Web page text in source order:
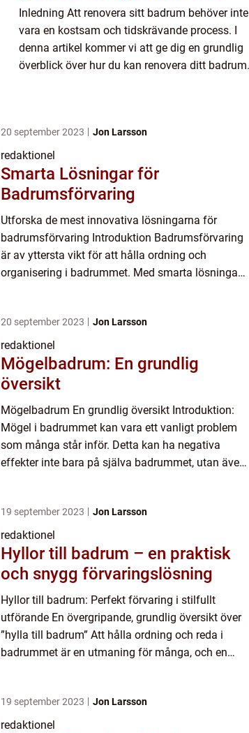
Inledning Att renovera sitt badrum behöver inte
vara en kostsam och tidskrävande process. I
denna artikel kommer vi att ge dig en grundlig
överblick över hur du kan renovera ditt badrum
20 september 2023 Jon Larsson
redaktionel
Smarta Lösningar för
Badrumsförvaring
Utforska de mest innovativa lösningarna för
badrumsförvaring Introduktion Badrumsförvaring
är av yttersta vikt för att hålla ordning och
organisering i badrummet. Med smarta lösningar
20 september 2023 Jon Larsson
redaktionel
Mögelbadrum: En grundlig
översikt
Mögelbadrum En grundlig översikt Introduktion:
Mögel i badrummet kan vara ett vanligt problem
som många står inför. Detta kan ha negativa
effekter inte bara på själva badrummet, utan även
19 september 2023 Jon Larsson
redaktionel
Hyllor till badrum – en praktisk
och snygg förvaringslösning
Hyllor till badrum: Perfekt förvaring i stilfullt
utförande En övergripande, grundlig översikt över
”hylla till badrum” Att hålla ordning och reda i
badrummet är en utmaning för många, och en
19 september 2023 Jon Larsson
redaktionel